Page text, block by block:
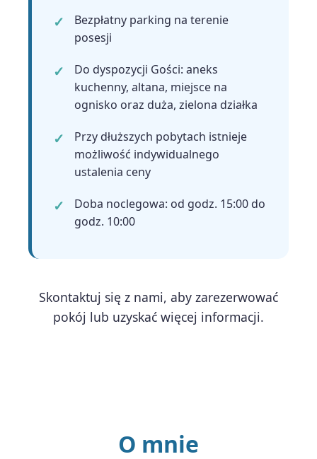
Bezpłatny parking na terenie
posesji
Do dyspozycji Gości: aneks
kuchenny, altana, miejsce na
ognisko oraz duża, zielona działka
Przy dłuższych pobytach istnieje
możliwość indywidualnego
ustalenia ceny
Doba noclegowa: od godz. 15:00 do
godz. 10:00
Skontaktuj się z nami, aby zarezerwować
pokój lub uzyskać więcej informacji.
O mnie